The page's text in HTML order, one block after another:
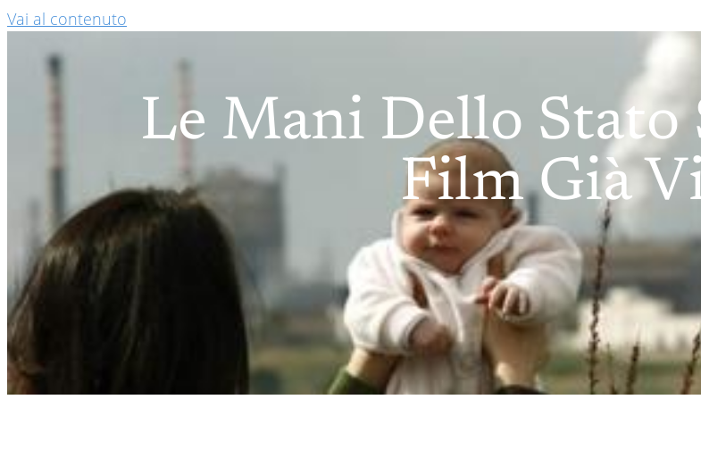
Vai al contenuto
Le Mani Dello Stato
Film Già